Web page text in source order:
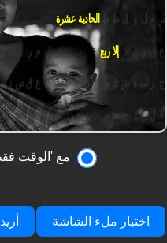
مع 'الوقت
اختبار ملء الشاشة